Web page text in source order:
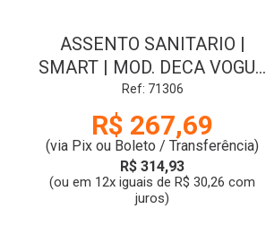
ASSENTO SANITARIO |
SMART | MOD. DECA VOGUE
PLUS PP SOFT CLOSE
QUADRADO | BRANCO | 320 |
TIGRE
Ref: 71306
R$ 267,69
(via Pix ou Boleto / Transferência)
R$ 314,93
(ou em 12x iguais de R$ 30,26 com
juros)